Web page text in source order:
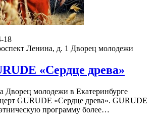
18
Ленина, д. 1 Дворец молодежи
«Сердце древа»
Дворец молодежи в Екатеринбурге
GURUDE «Сердце древа». GURUDE
программу более…